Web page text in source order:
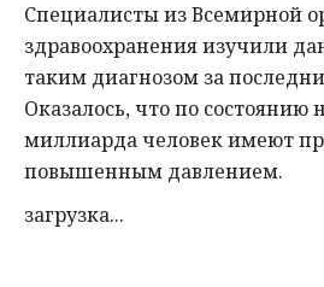
Специалисты из Всемирной
здравоохранения изучили
таким диагнозом за
Оказалось, что по состоянию
миллиарда человек имеют
повышенным давлением.
загрузка...